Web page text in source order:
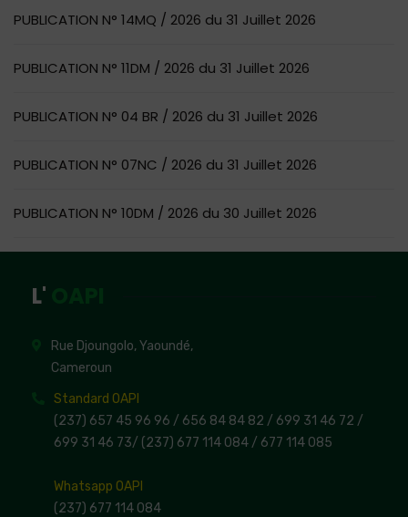
PUBLICATION N° 14MQ / 2026 du 31 Juillet 2026
PUBLICATION N° 11DM / 2026 du 31 Juillet 2026
PUBLICATION N° 04 BR / 2026 du 31 Juillet 2026
PUBLICATION N° 07NC / 2026 du 31 Juillet 2026
PUBLICATION N° 10DM / 2026 du 30 Juillet 2026
L'
Rue Djoungolo, Yaoundé,
Cameroun
Standard OAPI
(237) 657 45 96 96 / 656 84 84 82 / 699 31 46 72 /
699 31 46 73/ (237) 677 114 084 / 677 114 085
Whatsapp OAPI
(237) 677 114 084